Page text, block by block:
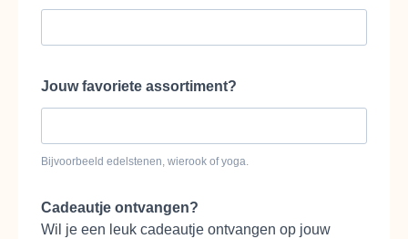
Jouw favoriete assortiment?
Bijvoorbeeld edelstenen, wierook of yoga.
Cadeautje ontvangen?
Wil je een leuk cadeautje ontvangen op jouw